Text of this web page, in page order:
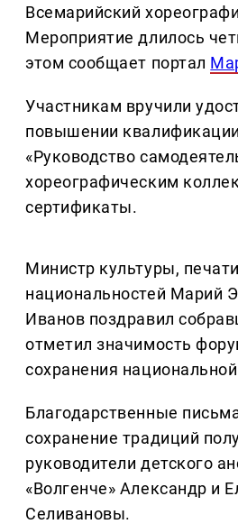
Всемарийский
Мероприятие длилось
этом сообщает портал
Участникам вручили
повышении
«Руководство
хореографическим
сертификаты.
Министр культуры,
национальностей Марий
Иванов поздравил
отметил значимость
сохранения
Благодарственные
сохранение традиций
руководители детского
«Волгенче» Александр и
Селивановы.